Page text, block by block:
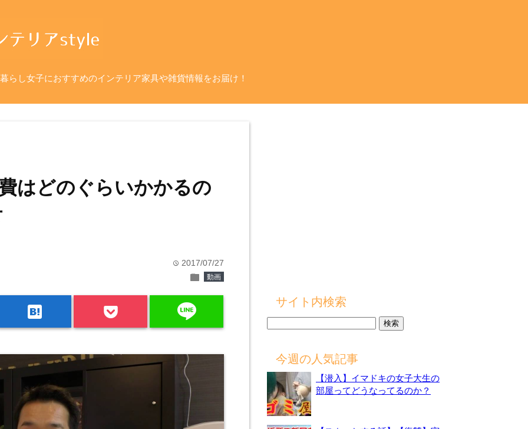
らし女子におすすめのインテリア家具や雑貨情報をお届け！
はどのぐらいかかるの
time 2017/07/27
folder 動画
hatenabookmark line サイト内検索
今週の人気記事
【潜入】イマドキの女子大生の
部屋ってどうなってるのか？